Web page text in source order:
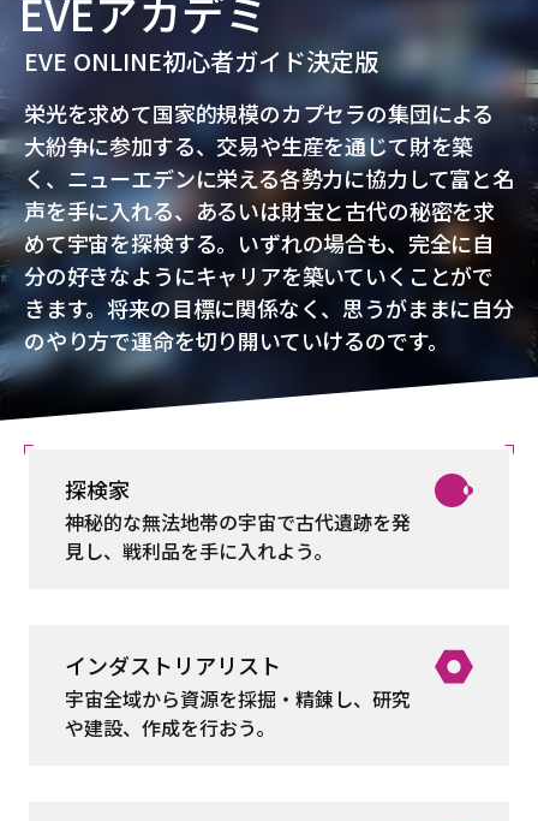
EVE ONLINE初心者ガイド決定版
栄光を求めて国家的規模のカプセラの集団による
大紛争に参加する、交易や生産を通じて財を築
く、ニューエデンに栄える各勢力に協力して富と名
声を手に入れる、あるいは財宝と古代の秘密を求
めて宇宙を探検する。いずれの場合も、完全に自
分の好きなようにキャリアを築いていくことがで
きます。将来の目標に関係なく、思うがままに自分
のやり方で運命を切り開いていけるのです。
探検家
神秘的な無法地帯の宇宙で古代遺跡を発
見し、戦利品を手に入れよう。
インダストリアリスト
宇宙全域から資源を採掘・精錬し、研究
や建設、作成を行おう。